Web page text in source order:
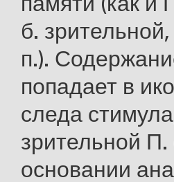
б.
п.).
попадает в
следа
зрительной
основании